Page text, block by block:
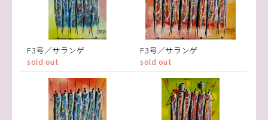
F3号／サランゲ
sold out
F3号／サランゲ
sold out